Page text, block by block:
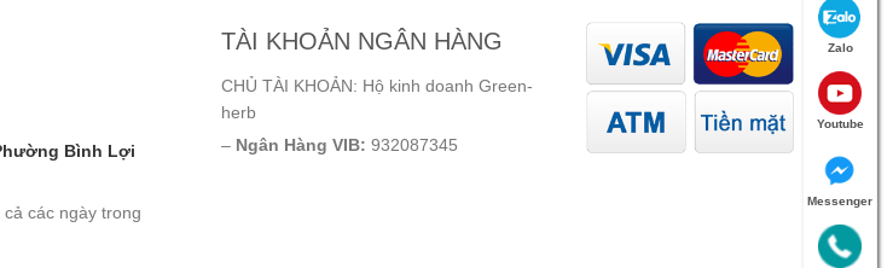
Bình Lợi
các ngày trong
TÀI KHOẢN NGÂN HÀNG
CHỦ TÀI KHOẢN: Hộ kinh doanh Green-
herb
– Ngân Hàng VIB: 932087345
Zalo
Youtube
Messenger